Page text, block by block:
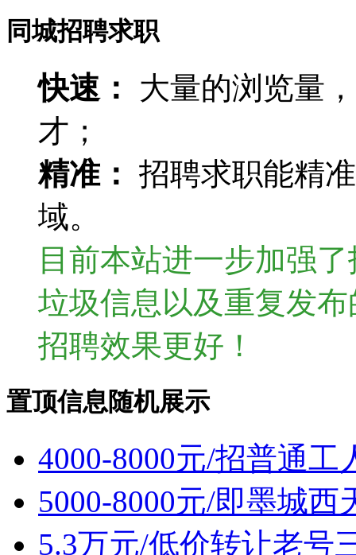
同城招聘求职
快速：
大量的浏览量
才；
精准： 招聘求职能精
域。
目前本站进一步加强
垃圾信息以及重复发
招聘效果更好！
置顶信息随机展示
4000-8000元/招普通
5000-8000元/即墨城
5.3万元/低价转让老号